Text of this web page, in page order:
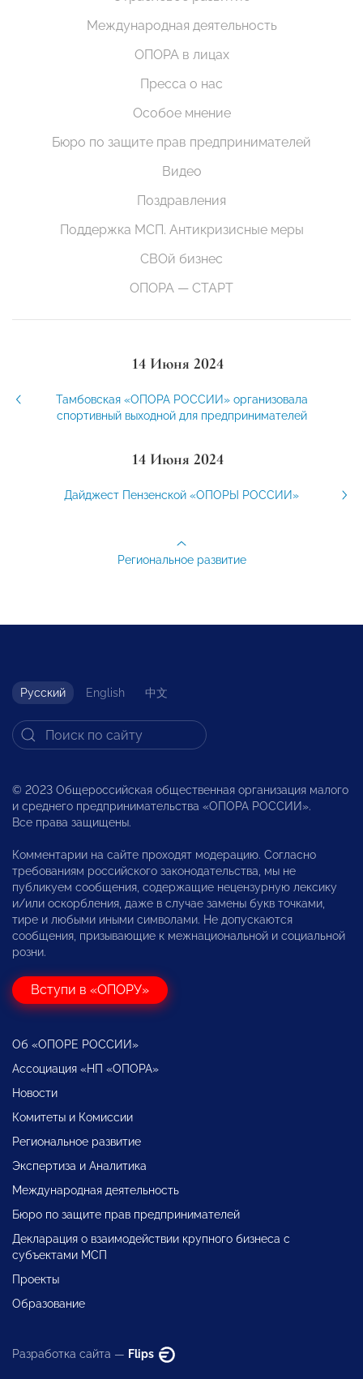
Международная деятельность
ОПОРА в лицах
Пресса о нас
Особое мнение
Бюро по защите прав предпринимателей
Видео
Поздравления
Поддержка МСП. Антикризисные меры
СВОй бизнес
ОПОРА — СТАРТ
14 Июня 2024
Тамбовская «ОПОРА РОССИИ» организовала
спортивный выходной для предпринимателей
14 Июня 2024
Дайджест Пензенской «ОПОРЫ РОССИИ»
Региональное развитие
Русский English 中文
© 2023 Общероссийская общественная организация малого
и среднего предпринимательства «ОПОРА РОССИИ».
Все права защищены.
Комментарии на сайте проходят модерацию. Согласно
требованиям российского законодательства, мы не
публикуем сообщения, содержащие нецензурную лексику
и/или оскорбления, даже в случае замены букв точками,
тире и любыми иными символами. Не допускаются
сообщения, призывающие к межнациональной и социальной
розни.
Вступи в «ОПОРУ»
Об «ОПОРЕ РОССИИ»
Ассоциация «НП «ОПОРА»
Новости
Комитеты и Комиссии
Региональное развитие
Экспертиза и Аналитика
Международная деятельность
Бюро по защите прав предпринимателей
Декларация о взаимодействии крупного бизнеса с
субъектами МСП
Проекты
Образование
Разработка сайта — Flips